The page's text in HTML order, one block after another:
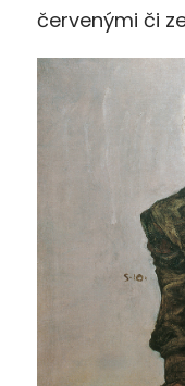
červenými či